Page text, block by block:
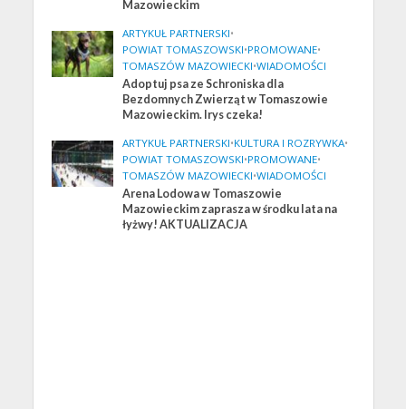
Mazowieckim
ARTYKUŁ PARTNERSKI•
POWIAT TOMASZOWSKI•PROMOWANE•
TOMASZÓW MAZOWIECKI•WIADOMOŚCI
Adoptuj psa ze Schroniska dla
Bezdomnych Zwierząt w Tomaszowie
Mazowieckim. Irys czeka!
ARTYKUŁ PARTNERSKI•KULTURA I ROZRYWKA•
POWIAT TOMASZOWSKI•PROMOWANE•
TOMASZÓW MAZOWIECKI•WIADOMOŚCI
Arena Lodowa w Tomaszowie
Mazowieckim zaprasza w środku lata na
łyżwy! AKTUALIZACJA